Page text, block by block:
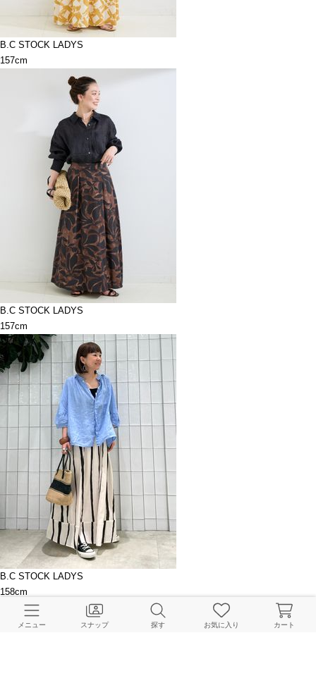
B.C STOCK LADYS
157cm
B.C STOCK LADYS
157cm
B.C STOCK LADYS
158cm
メニュー スナップ 探す お気に入り カート